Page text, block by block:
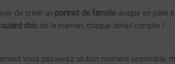
de créer un portrait de famille unique en pâte
chic de la maman, chaque détail compte !
vous passerez un bon moment ensemble,